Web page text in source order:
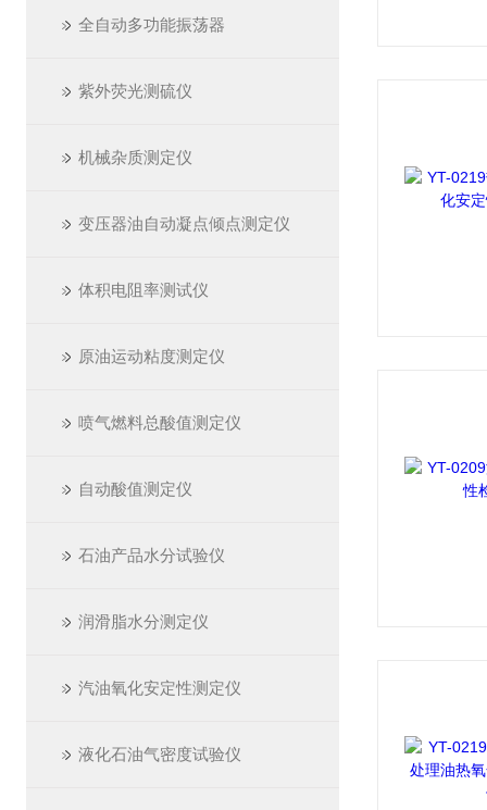
全自动多功能振荡器
紫外荧光测硫仪
机械杂质测定仪
变压器油自动凝点倾点测定仪
体积电阻率测试仪
原油运动粘度测定仪
喷气燃料总酸值测定仪
自动酸值测定仪
石油产品水分试验仪
润滑脂水分测定仪
汽油氧化安定性测定仪
液化石油气密度试验仪